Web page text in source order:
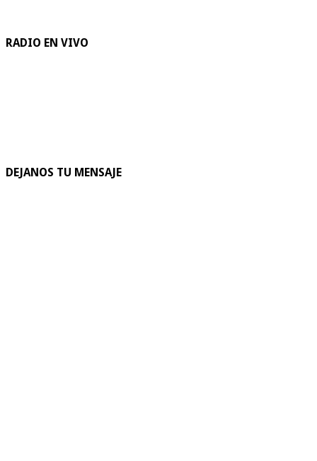
RADIO EN VIVO
DEJANOS TU MENSAJE